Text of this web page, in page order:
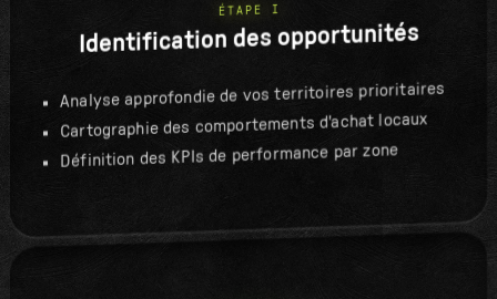
ÉTAPE I
Identification des opportunités
Analyse approfondie de vos territoires prioritaires
Cartographie des comportements d'achat locaux
Définition des KPIs de performance par zone